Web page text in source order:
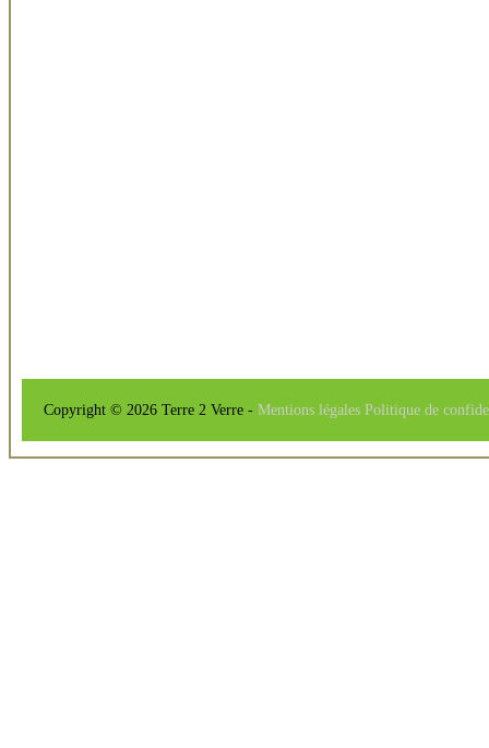
Copyright © 2026 Terre 2 Verre - Mentions légales Politique de